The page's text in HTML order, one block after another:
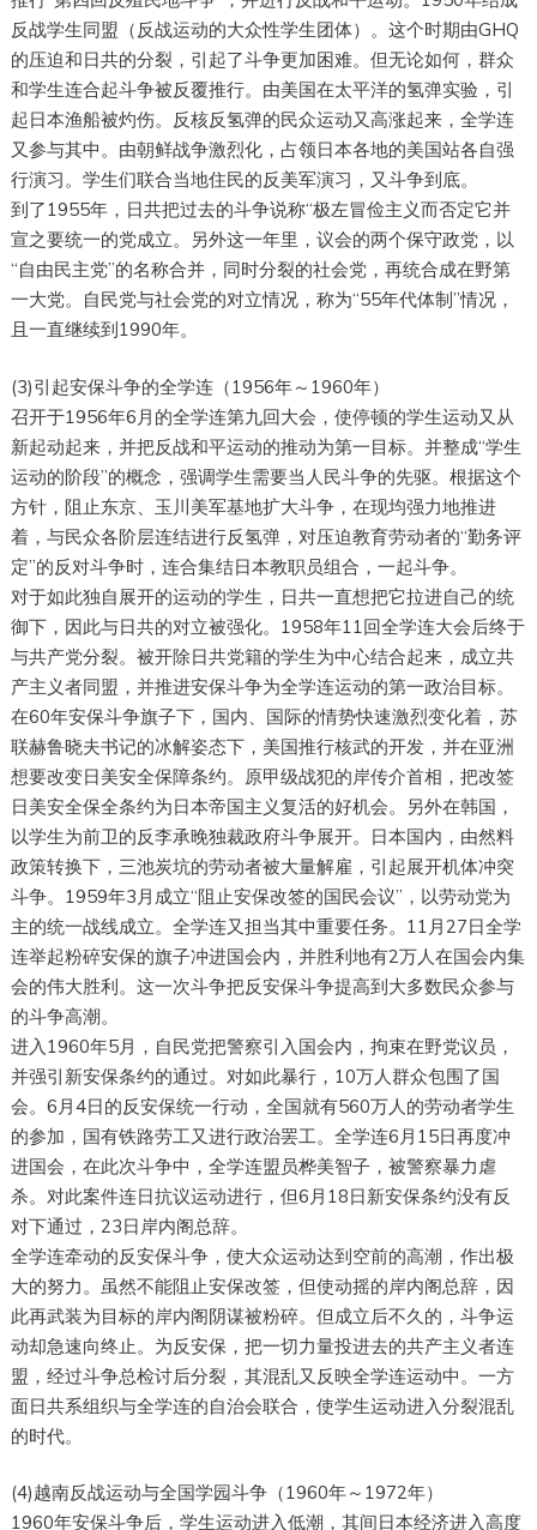
反战学生同盟（反战运动的大众性学生团体）。这个时期由GHQ
的压迫和日共的分裂，引起了斗争更加困难。但无论如何，群众
和学生连合起斗争被反覆推行。由美国在太平洋的氢弹实验，引
起日本渔船被灼伤。反核反氢弹的民众运动又高涨起来，全学连
又参与其中。由朝鲜战争激烈化，占领日本各地的美国站各自强
行演习。学生们联合当地住民的反美军演习，又斗争到底。
到了1955年，日共把过去的斗争说称“极左冒俭主义而否定它并
宣之要统一的党成立。另外这一年里，议会的两个保守政党，以
“自由民主党”的名称合并，同时分裂的社会党，再统合成在野第
一大党。自民党与社会党的对立情况，称为“55年代体制”情况，
且一直继续到1990年。
(3)引起安保斗争的全学连（1956年～1960年）
召开于1956年6月的全学连第九回大会，使停顿的学生运动又从
新起动起来，并把反战和平运动的推动为第一目标。并整成“学生
运动的阶段”的概念，强调学生需要当人民斗争的先驱。根据这个
方针，阻止东京、玉川美军基地扩大斗争，在现均强力地推进
着，与民众各阶层连结进行反氢弹，对压迫教育劳动者的“勤务评
定”的反对斗争时，连合集结日本教职员组合，一起斗争。
对于如此独自展开的运动的学生，日共一直想把它拉进自己的统
御下，因此与日共的对立被强化。1958年11回全学连大会后终于
与共产党分裂。被开除日共党籍的学生为中心结合起来，成立共
产主义者同盟，并推进安保斗争为全学连运动的第一政治目标。
在60年安保斗争旗子下，国内、国际的情势快速激烈变化着，苏
联赫鲁晓夫书记的冰解姿态下，美国推行核武的开发，并在亚洲
想要改变日美安全保障条约。原甲级战犯的岸传介首相，把改签
日美安全保全条约为日本帝国主义复活的好机会。另外在韩国，
以学生为前卫的反李承晚独裁政府斗争展开。日本国内，由然料
政策转换下，三池炭坑的劳动者被大量解雇，引起展开机体冲突
斗争。1959年3月成立“阻止安保改签的国民会议”，以劳动党为
主的统一战线成立。全学连又担当其中重要任务。11月27日全学
连举起粉碎安保的旗子冲进国会内，并胜利地有2万人在国会内集
会的伟大胜利。这一次斗争把反安保斗争提高到大多数民众参与
的斗争高潮。
进入1960年5月，自民党把警察引入国会内，拘束在野党议员，
并强引新安保条约的通过。对如此暴行，10万人群众包围了国
会。6月4日的反安保统一行动，全国就有560万人的劳动者学生
的参加，国有铁路劳工又进行政治罢工。全学连6月15日再度冲
进国会，在此次斗争中，全学连盟员桦美智子，被警察暴力虐
杀。对此案件连日抗议运动进行，但6月18日新安保条约没有反
对下通过，23日岸内阁总辞。
全学连牵动的反安保斗争，使大众运动达到空前的高潮，作出极
大的努力。虽然不能阻止安保改签，但使动摇的岸内阁总辞，因
此再武装为目标的岸内阁阴谋被粉碎。但成立后不久的，斗争运
动却急速向终止。为反安保，把一切力量投进去的共产主义者连
盟，经过斗争总检讨后分裂，其混乱又反映全学连运动中。一方
面日共系组织与全学连的自治会联合，使学生运动进入分裂混乱
的时代。
(4)越南反战运动与全国学园斗争（1960年～1972年）
1960年安保斗争后，学生运动进入低潮，其间日本经济进入高度